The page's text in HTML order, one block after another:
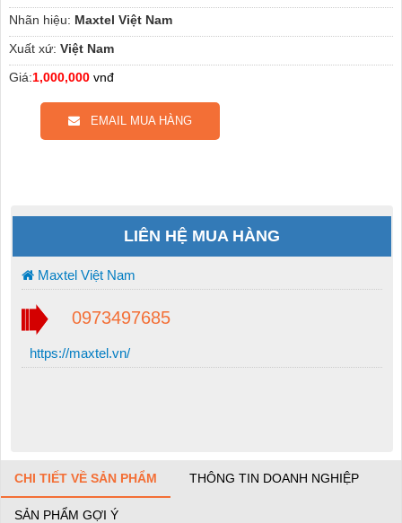
Nhãn hiệu: Maxtel Việt Nam
Xuất xứ: Việt Nam
Giá:1,000,000 vnđ
EMAIL MUA HÀNG
LIÊN HỆ MUA HÀNG
Maxtel Việt Nam
0973497685
https://maxtel.vn/
CHI TIẾT VỀ SẢN PHẨM THÔNG TIN DOANH NGHIỆP
SẢN PHẨM GỢI Ý